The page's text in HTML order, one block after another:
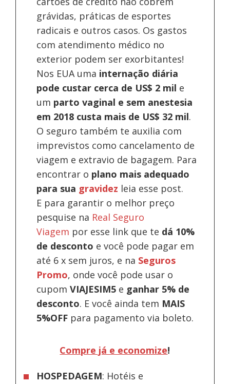
grávidas, práticas de esportes
radicais e outros casos. Os gastos
com atendimento médico no
exterior podem ser exorbitantes!
Nos EUA uma internação diária
pode custar cerca de US$ 2 mil e
um parto vaginal e sem anestesia
em 2018 custa mais de US$ 32 mil.
O seguro também te auxilia com
imprevistos como cancelamento de
viagem e extravio de bagagem. Para
encontrar o plano mais adequado
para sua gravidez leia esse post.
E para garantir o melhor preço
pesquise na Real Seguro
Viagem por esse link que te dá 10%
de desconto e você pode pagar em
até 6 x sem juros, e na Seguros
Promo, onde você pode usar o
cupomVIAJESIM5 e ganhar 5% de
desconto. E você ainda tem MAIS
5%OFF para pagamento via boleto.
Compre já e economize!
HOSPEDAGEM: Hotéis e